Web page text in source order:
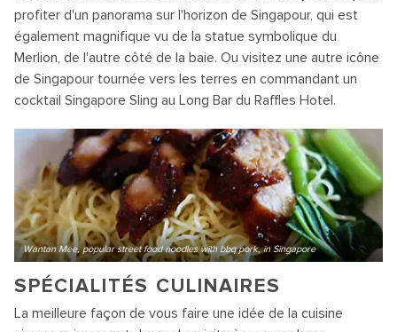
profiter d'un panorama sur l'horizon de Singapour, qui est
également magnifique vu de la statue symbolique du
Merlion, de l'autre côté de la baie. Ou visitez une autre icône
de Singapour tournée vers les terres en commandant un
cocktail Singapore Sling au Long Bar du Raffles Hotel.
Wantan Mee, popular street food noodles with bbq pork, in Singapore
SPÉCIALITÉS CULINAIRES
La meilleure façon de vous faire une idée de la cuisine